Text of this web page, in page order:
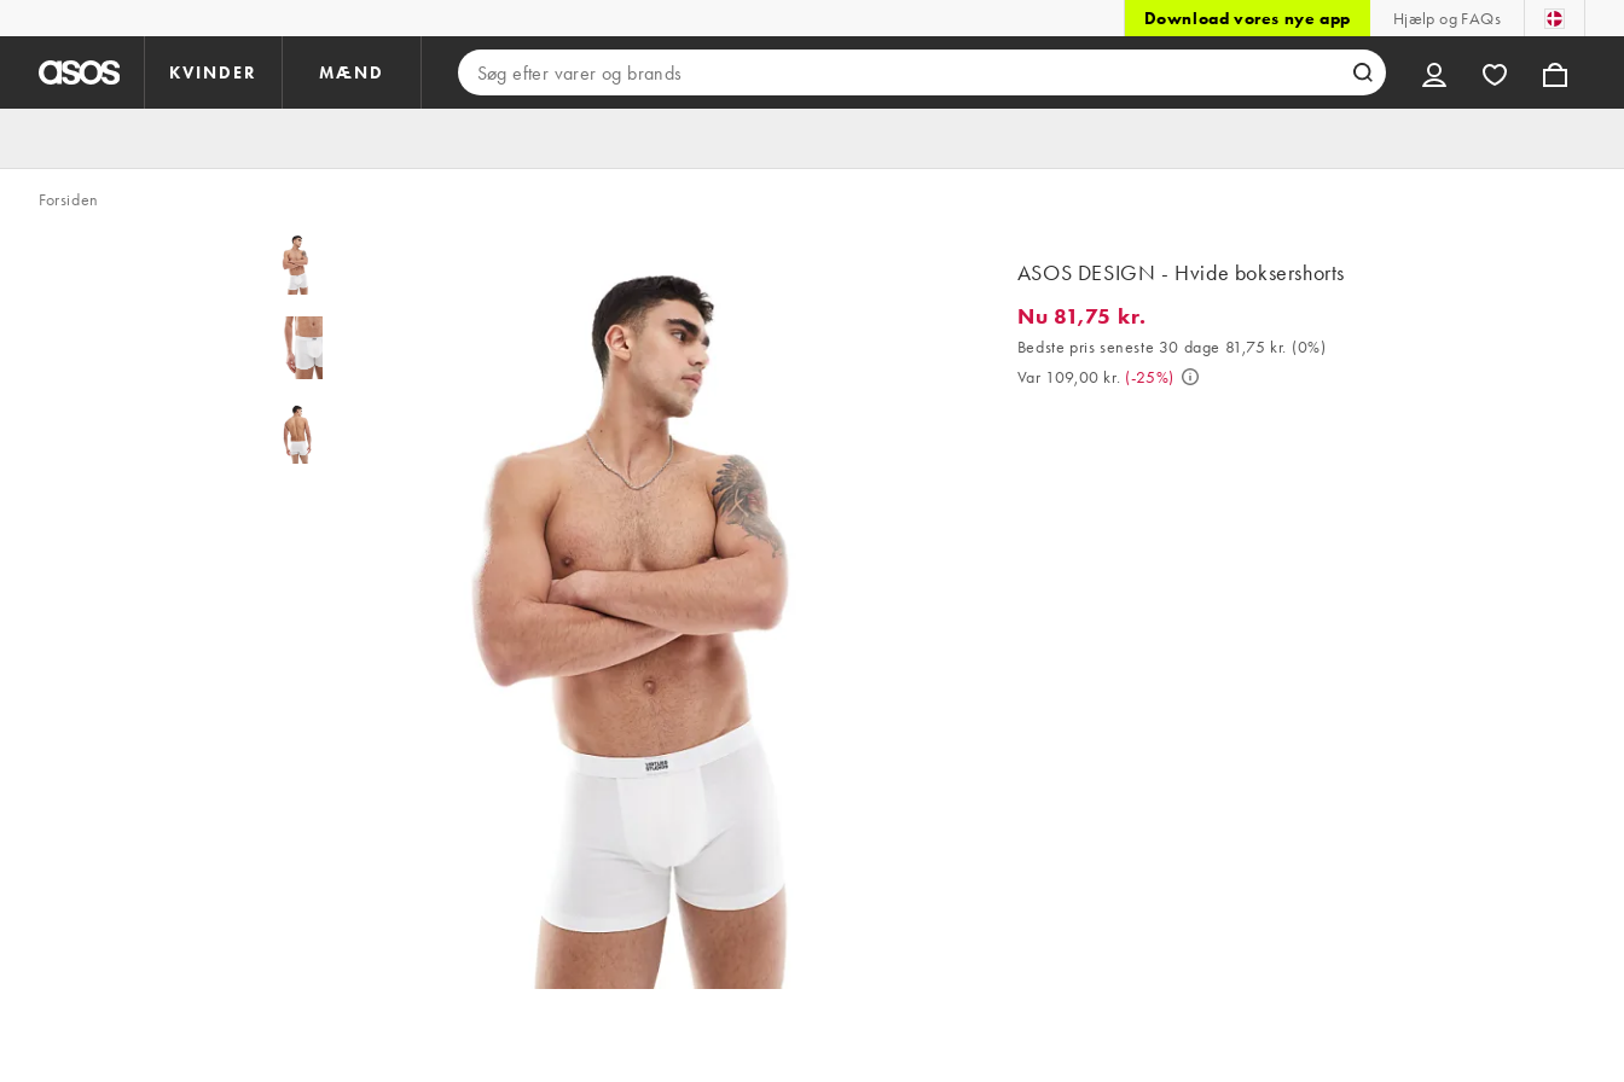
Download vores nye app Hjælp og FAQs
KVINDER MÆND
Forsiden
ASOS DESIGN - Hvide boksershorts
Nu 81,75 kr.. Bedste pris seneste 30 dage 81,75 kr. (0%). Var 109,00 kr..
Nu 81,75 kr.
Bedste pris seneste 30 dage 81,75 kr. (0%)
Var 109,00 kr. (-25%)